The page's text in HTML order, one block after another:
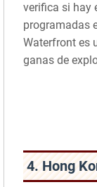
verifica si hay
programadas
Waterfront es
ganas de
4. Hong